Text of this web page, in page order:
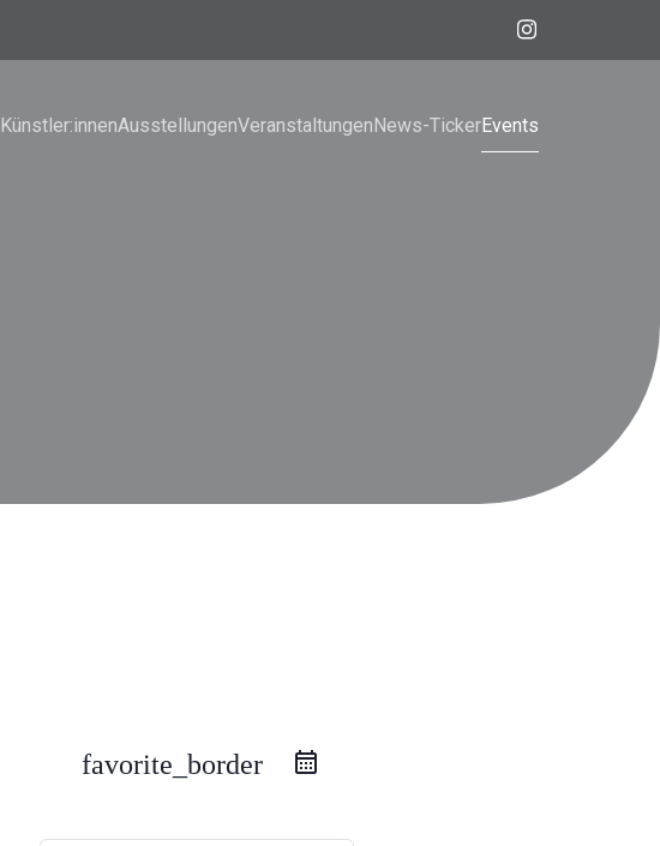
Künstler:innenAusstellungenVeranstaltungenNews-TickerEvents
favorite_border